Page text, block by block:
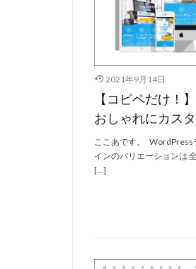
2021年9月14日
【コピペだけ！
おしゃれにカス
ここあです。 WordPress
インのバリエーションは
[…]